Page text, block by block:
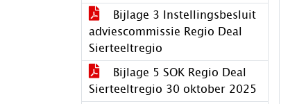
Bijlage 3 Instellingsbesluit
adviescommissie Regio Deal
Sierteeltregio
Bijlage 5 SOK Regio Deal
Sierteeltregio 30 oktober 2025